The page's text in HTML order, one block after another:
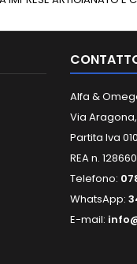
Alfa &
Via
Partita Iva
REA n.
Telefono:
WhatsApp:
E-mail: